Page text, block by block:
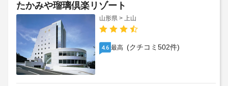
たかみや瑠璃倶楽リゾート
山形県 > 上山
4.6 最高 (クチコミ502件)